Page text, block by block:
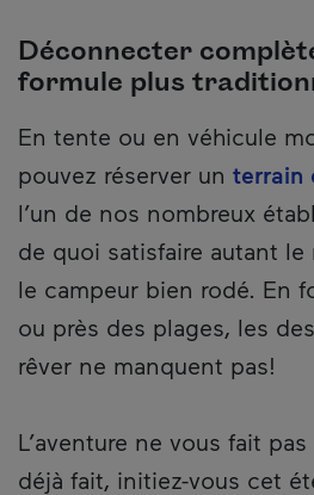
Déconnecter
formule plus
En tente ou en véhicule
pouvez réserver un terrain
l’un de nos nombreux
de quoi satisfaire autant
le campeur bien rodé. En
ou près des plages, les
rêver ne manquent pas!
L’aventure ne vous fait
déjà fait, initiez-vous cet